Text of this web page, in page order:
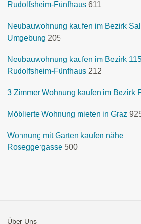
Rudolfsheim-Fünfhaus 611
Neubauwohnung kaufen im Bezirk
Umgebung 205
Neubauwohnung kaufen im Bezirk
Rudolfsheim-Fünfhaus 212
3 Zimmer Wohnung kaufen im Bezirk
Möblierte Wohnung mieten in Graz
Wohnung mit Garten kaufen nähe
Roseggergasse 500
Über Uns